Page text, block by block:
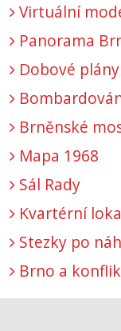
Virtuální
Panorama
Dobové plány
Brněnské
Mapa 1968
Sál Rady
Kvartérní
Stezky po
Brno a